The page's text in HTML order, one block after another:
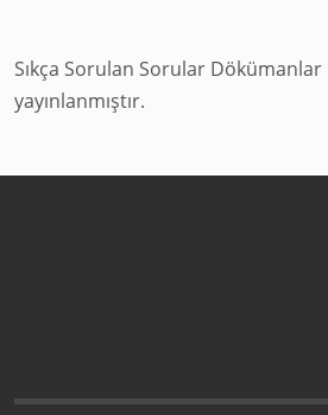
Sıkça Sorulan Sorular
yayınlanmıştır.